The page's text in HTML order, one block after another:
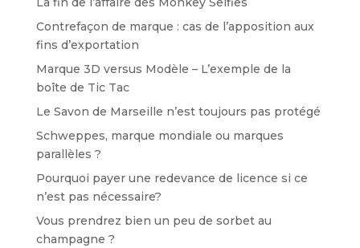
Contrefaçon de marque : cas de l’apposition aux
fins d’exportation
Marque 3D versus Modèle – L’exemple de la
boîte de Tic Tac
Le Savon de Marseille n’est toujours pas protégé
Schweppes, marque mondiale ou marques
parallèles ?
Pourquoi payer une redevance de licence si ce
n’est pas nécessaire?
Vous prendrez bien un peu de sorbet au
champagne ?